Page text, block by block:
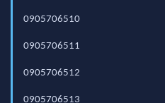
0905706510
0905706511
0905706512
0905706513